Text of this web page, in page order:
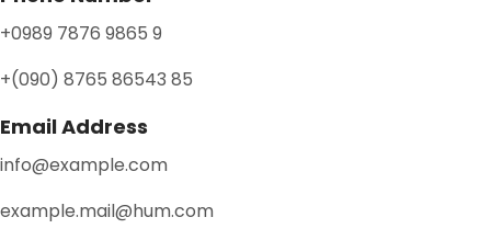
+0989 7876 9865 9
+(090) 8765 86543 85
Email Address
info@example.com
example.mail@hum.com